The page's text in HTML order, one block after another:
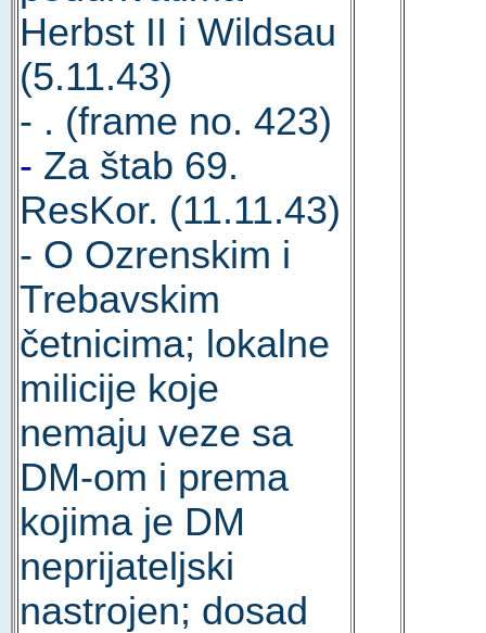
Herbst II i Wildsau
(5.11.43)
- . (frame no. 423)
- Za štab 69.
ResKor. (11.11.43)
- O Ozrenskim i
Trebavskim
četnicima; lokalne
milicije koje
nemaju veze sa
DM-om i prema
kojima je DM
neprijateljski
nastrojen; dosad